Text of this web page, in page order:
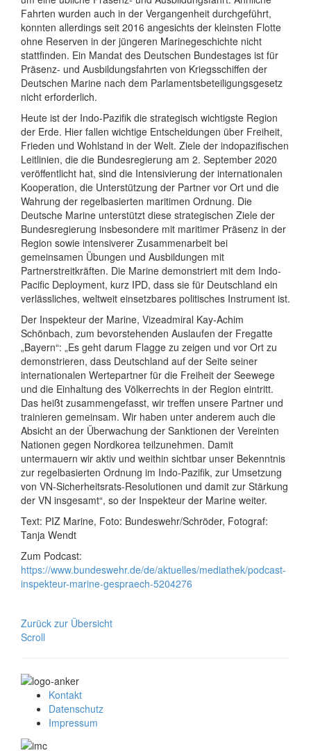
Fahrten wurden auch in der Vergangenheit durchgeführt,
konnten allerdings seit 2016 angesichts der kleinsten Flotte
ohne Reserven in der jüngeren Marinegeschichte nicht
stattfinden. Ein Mandat des Deutschen Bundestages ist für
Präsenz- und Ausbildungsfahrten von Kriegsschiffen der
Deutschen Marine nach dem Parlamentsbeteiligungsgesetz
nicht erforderlich.
Heute ist der Indo-Pazifik die strategisch wichtigste Region
der Erde. Hier fallen wichtige Entscheidungen über Freiheit,
Frieden und Wohlstand in der Welt. Ziele der indopazifischen
Leitlinien, die die Bundesregierung am 2. September 2020
veröffentlicht hat, sind die Intensivierung der internationalen
Kooperation, die Unterstützung der Partner vor Ort und die
Wahrung der regelbasierten maritimen Ordnung. Die
Deutsche Marine unterstützt diese strategischen Ziele der
Bundesregierung insbesondere mit maritimer Präsenz in der
Region sowie intensiverer Zusammenarbeit bei
gemeinsamen Übungen und Ausbildungen mit
Partnerstreitkräften. Die Marine demonstriert mit dem Indo-
Pacific Deployment, kurz IPD, dass sie für Deutschland ein
verlässliches, weltweit einsetzbares politisches Instrument ist.
Der Inspekteur der Marine, Vizeadmiral Kay-Achim
Schönbach, zum bevorstehenden Auslaufen der Fregatte
„Bayern“: „Es geht darum Flagge zu zeigen und vor Ort zu
demonstrieren, dass Deutschland auf der Seite seiner
internationalen Wertepartner für die Freiheit der Seewege
und die Einhaltung des Völkerrechts in der Region eintritt.
Das heißt zusammengefasst, wir treffen unsere Partner und
trainieren gemeinsam. Wir haben unter anderem auch die
Absicht an der Überwachung der Sanktionen der Vereinten
Nationen gegen Nordkorea teilzunehmen. Damit
untermauern wir aktiv und weithin sichtbar unser Bekenntnis
zur regelbasierten Ordnung im Indo-Pazifik, zur Umsetzung
von VN-Sicherheitsrats-Resolutionen und damit zur Stärkung
der VN insgesamt“, so der Inspekteur der Marine weiter.
Text: PIZ Marine, Foto: Bundeswehr/Schröder, Fotograf:
Tanja Wendt
Zum Podcast:
https://www.bundeswehr.de/de/aktuelles/mediathek/podcast-
inspekteur-marine-gespraech-5204276
Zurück zur Übersicht
Scroll
Kontakt
Datenschutz
Impressum